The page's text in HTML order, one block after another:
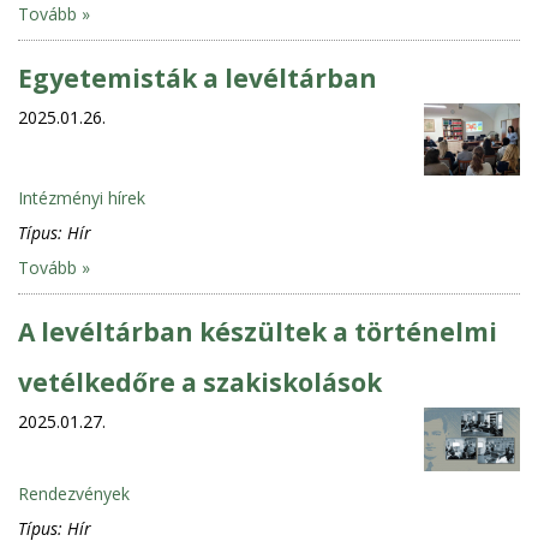
Tovább »
Egyetemisták a levéltárban
2025.01.26.
Intézményi hírek
Típus: Hír
Tovább »
A levéltárban készültek a történelmi
vetélkedőre a szakiskolások
2025.01.27.
Rendezvények
Típus: Hír